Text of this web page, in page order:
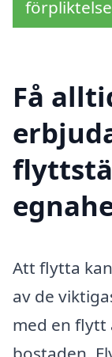
Få
Att flytta
av de
med en flytt